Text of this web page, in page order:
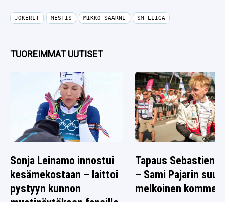
JOKERIT MESTIS MIKKO SAARNI SM-LIIGA
TUOREIMMAT UUTISET
Sonja Leinamo innostui
kesämekostaan – laittoi
pystyyn kunnon
Tapaus Sebastien
– Sami Pajarin
melkoinen